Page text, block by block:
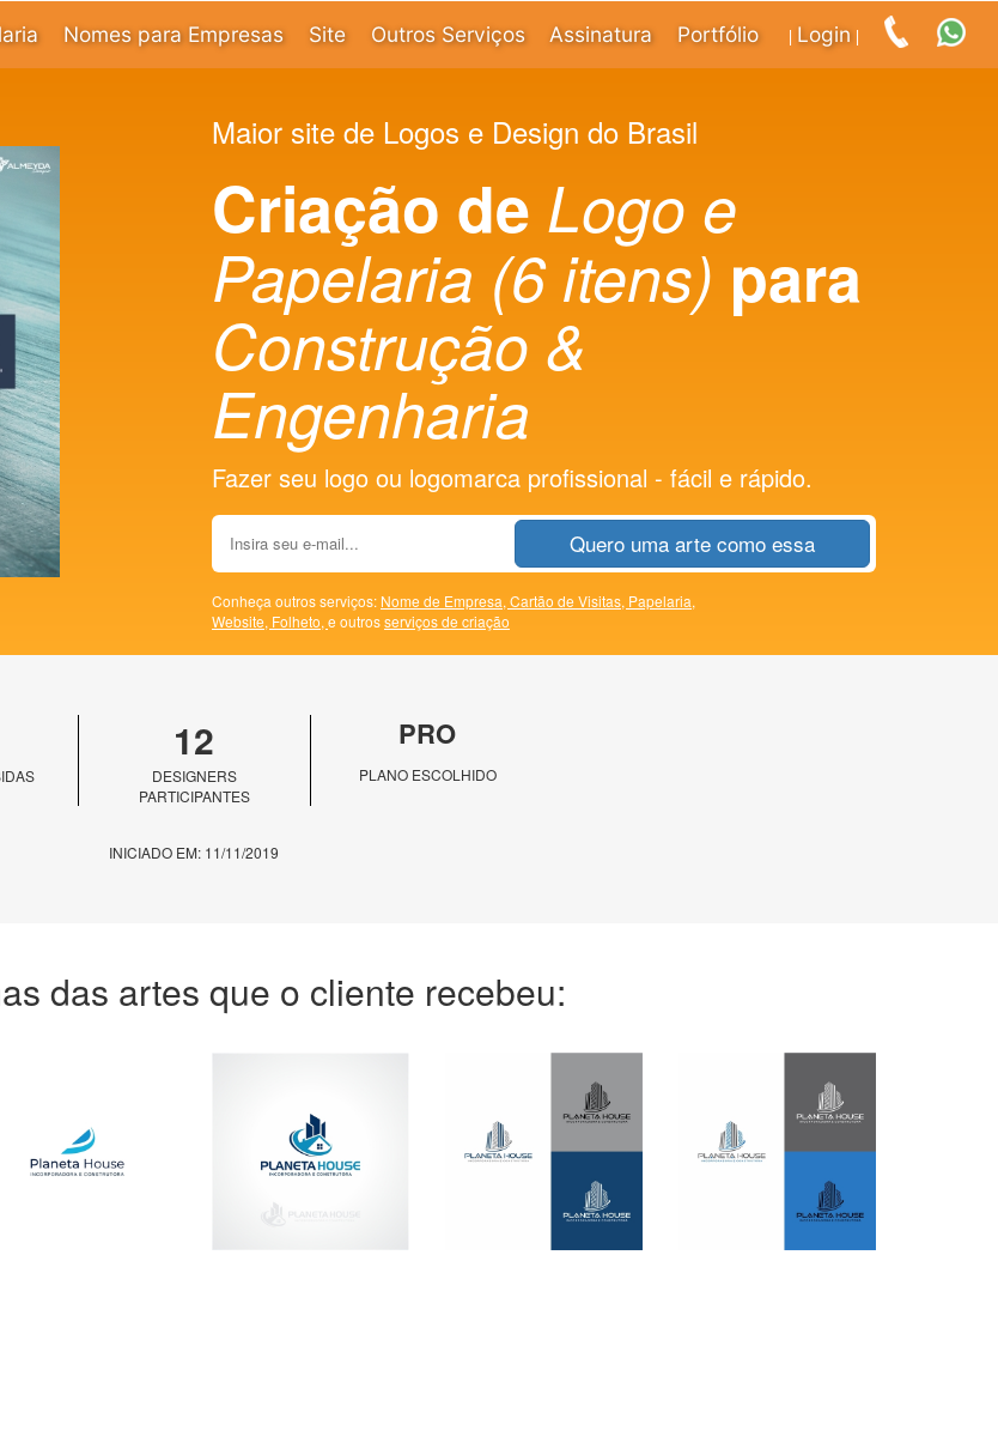
Nomes para Empresas Site Outros Serviços Assinatura Portfólio Login
Maior site de Logos e Design do Brasil
Criação de Logo e
Papelaria (6 itens) para
Construção &
Engenharia
Fazer seu logo ou logomarca profissional - fácil e rápido.
Quero uma arte como essa
Conheça outros serviços: Nome de Empresa, Cartão de Visitas, Papelaria,
Website, Folheto, e outrosserviços de criação
12
DESIGNERS
PARTICIPANTES
PRO
PLANO ESCOLHIDO
INICIADO EM: 11/11/2019
das artes que o cliente recebeu: